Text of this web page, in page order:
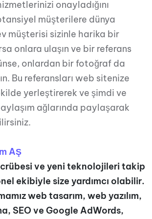
onayladığını
müşterilere dünya
müşterisi sizinle harika bir
onlara ulaşın ve bir referans
onlardan bir fotoğraf da
Bu referansları web sitenize
yerleştirerek ve şimdi ve
ağlarında paylaşarak
AŞ
ve yeni teknolojileri takip
ekibiyle size yardımcı olabilir.
web tasarım, web yazılım,
SEO ve Google AdWords,